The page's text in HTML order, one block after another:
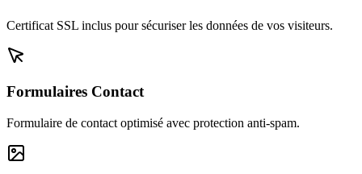
Certificat SSL inclus pour sécuriser les données de vos visiteurs.
Formulaires Contact
Formulaire de contact optimisé avec protection anti-spam.